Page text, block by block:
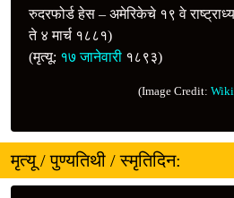
रुदरफोर्ड हेस – अमेरिकेचे १९ वे
ते ४ मार्च १८८१)
(मृत्यू: १७ जानेवारी १८९३)
(Image Credit:
मृत्यू / पुण्यतिथी / स्मृतिदिन: